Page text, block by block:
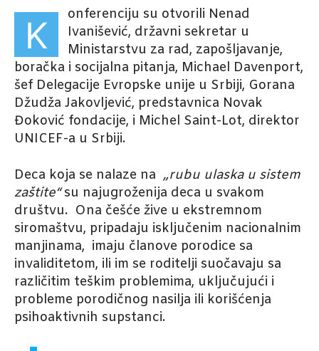
K
onferenciju su otvorili Nenad
Ivanišević, državni sekretar u
Ministarstvu za rad, zapošljavanje,
boračka i socijalna pitanja, Michael Davenport,
šef Delegacije Evropske unije u Srbiji, Gorana
Džudža Jakovljević, predstavnica Novak
Đoković fondacije, i Michel Saint-Lot, direktor
UNICEF-a u Srbiji.
Deca koja se nalaze na „rubu ulaska u sistem
zaštite“su najugroženija deca u svakom
društvu. Ona češće žive u ekstremnom
siromaštvu, pripadaju isključenim nacionalnim
manjinama, imaju članove porodice sa
invaliditetom, ili im se roditelji suočavaju sa
različitim teškim problemima, uključujući i
probleme porodičnog nasilja ili korišćenja
psihoaktivnih supstanci.